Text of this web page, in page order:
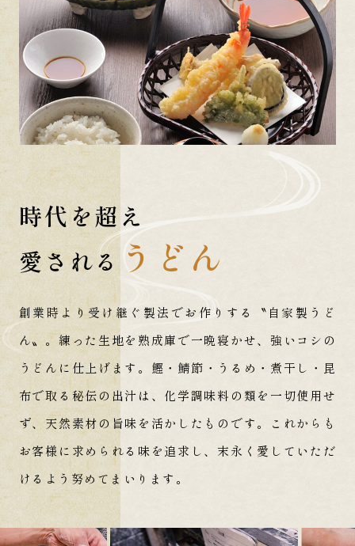
時代を超え
愛されるうどん
創業時より受け継ぐ製法でお作りする
〝自家製うど
ん〟。練った生地を熟成庫で一晩寝かせ、強いコシの
うどんに仕上げます。 鰹・鯖節・うるめ・煮干し・昆
布で取る秘伝の出汁は、化学調味料の類を一切使用せ
ず、天然素材の旨味を活かしたものです。
これからも
お客様に求められる味を追求し、末永く愛していただ
けるよう努めてまいります。